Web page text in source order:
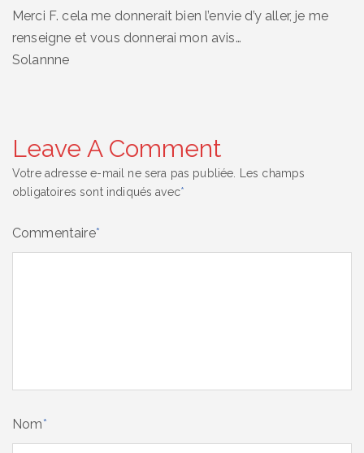
Merci F. cela me donnerait bien l’envie d’y aller, je me
renseigne et vous donnerai mon avis…
Solannne
Leave A Comment
Votre adresse e-mail ne sera pas publiée.
Les champs
obligatoires sont indiqués avec*
Commentaire*
Nom*